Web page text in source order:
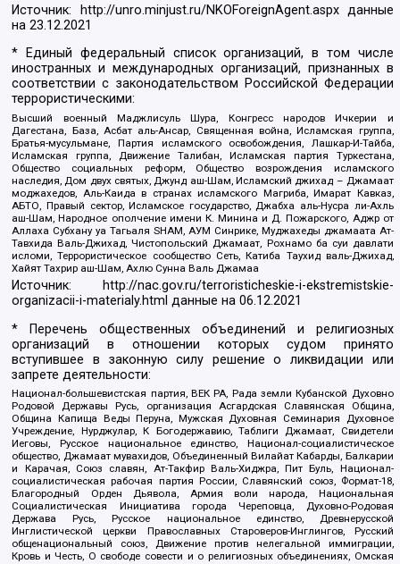
Источник: http://unro.minjust.ru/NKOForeignAgent.aspxданные
на23.12.2021
* Единый федеральный список организаций, в том числе
иностранных и международных организаций, признанных в
соответствии с законодательством Российской Федерации
террористическими:
Высший военный Маджлисуль Шура, Конгресс народов Ичкерии и
Дагестана, База, Асбат аль-Ансар, Священная война, Исламская группа,
Братья-мусульмане, Партия исламского освобождения, Лашкар-И-Тайба,
Исламская группа, Движение Талибан, Исламская партия Туркестана,
Общество социальных реформ, Общество возрождения исламского
наследия, Дом двух святых, Джунд аш-Шам, Исламский джихад – Джамаат
моджахедов, Аль-Каида в странах исламского Магриба, Имарат Кавказ,
АБТО, Правый сектор, Исламское государство, Джабха аль-Нусра ли-Ахль
аш-Шам, Народное ополчение имени К. Минина и Д. Пожарского, Аджр от
Аллаха Субхану уа Тагьаля SHAM, АУМ Синрике, Муджахеды джамаата Ат-
Тавхида Валь-Джихад, Чистопольский Джамаат, Рохнамо ба суи давлати
исломи, Террористическое сообщество Сеть, Катиба Таухид валь-Джихад,
Хайят Тахрир аш-Шам, Ахлю Сунна Валь Джамаа
Источник:
http://nac.gov.ru/terroristicheskie-i-ekstremistskie-
organizacii-i-materialy.html данные на06.12.2021
* Перечень общественных объединений и религиозных
организаций в отношении которых судом принято
вступившее в законную силу решение о ликвидации или
запрете деятельности:
Национал-большевистская партия, ВЕК РА, Рада земли Кубанской Духовно
Родовой Державы Русь, организация Асгардская Славянская Община,
Община Капища Веды Перуна, Мужская Духовная Семинария Духовное
Учреждение, Нурджулар, К Богодержавию, Таблиги Джамаат, Свидетели
Иеговы, Русское национальное единство, Национал-социалистическое
общество, Джамаат мувахидов, Объединенный Вилайат Кабарды, Балкарии
и Карачая, Союз славян, Ат-Такфир Валь-Хиджра, Пит Буль, Национал-
социалистическая рабочая партия России, Славянский союз, Формат-18,
Благородный Орден Дьявола, Армия воли народа, Национальная
Социалистическая Инициатива города Череповца, Духовно-Родовая
Держава Русь, Русское национальное единство, Древнерусской
Инглистической церкви Православных Староверов-Инглингов, Русский
общенациональный союз, Движение против нелегальной иммиграции,
Кровь и Честь, О свободе совести и о религиозных объединениях, Омская